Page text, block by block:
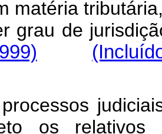
matéria
grau de
os